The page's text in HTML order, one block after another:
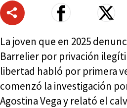
La joven que en 2025
Barrelier por privación
libertad habló por primera
comenzó la investigación
Agostina Vega y relató el